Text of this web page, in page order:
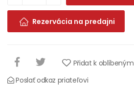
Rezervácia na predajni
Přidat k oblíbeným
Poslať odkaz priateľovi